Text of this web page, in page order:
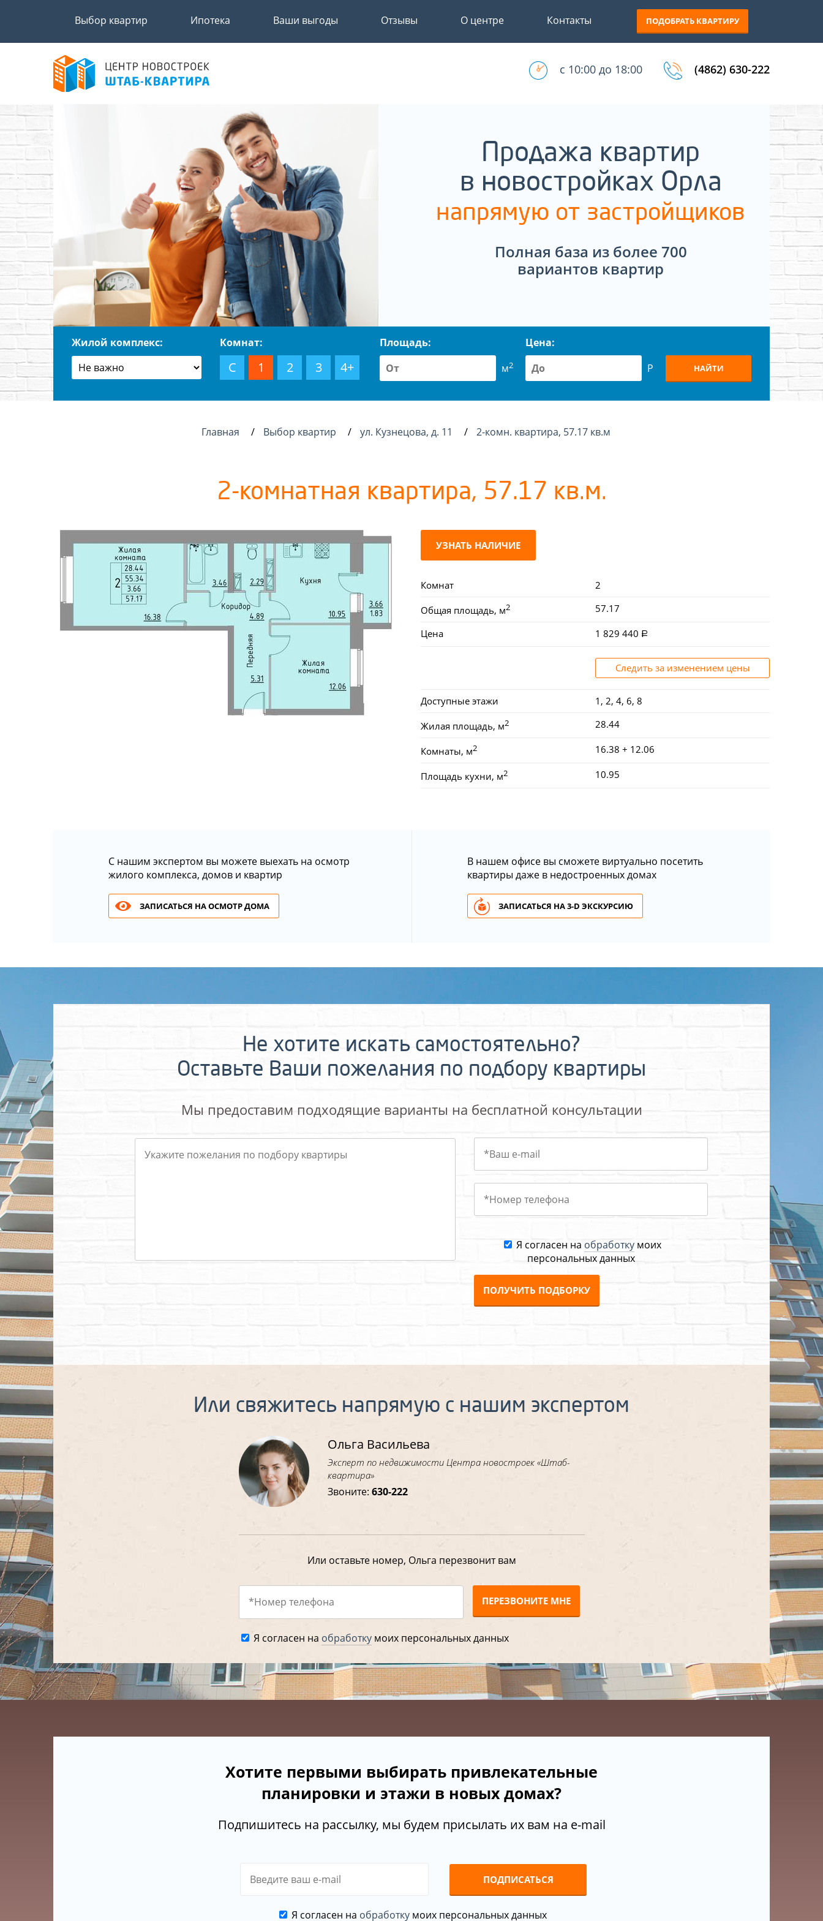
Выбор квартир Ипотека Ваши выгоды Отзывы О центре Контакты ПОДОБРАТЬ КВАРТИРУ
с 10:00 до 18:00 (4862) 630-222
Продажа квартир
в новостройках Орла
напрямую от застройщиков
Полная база из более 700
вариантов квартир
Жилой комплекс: Комнат:
С 1 2 3 4+
Площадь:
м2
Цена:
Р
НАЙТИ
Главная Выбор квартир ул. Кузнецова, д. 11 2-комн. квартира, 57.17 кв.м
2-комнатная квартира, 57.17 кв.м.
УЗНАТЬ НАЛИЧИЕ
Комнат 2
Общая площадь, м2 57.17
Цена 1 829 440
Следить за изменением цены
Доступные этажи 1, 2, 4, 6, 8
Жилая площадь, м2 28.44
Комнаты, м2 16.38 + 12.06
Площадь кухни, м2 10.95
С нашим экспертом вы можете выехать на осмотр
жилого комплекса, домов и квартир
ЗАПИСАТЬСЯ НА ОСМОТР ДОМА
В нашем офисе вы сможете виртуально посетить
квартиры даже в недостроенных домах
ЗАПИСАТЬСЯ НА 3-D ЭКСКУРСИЮ
Не хотите искать самостоятельно?
Оставьте Ваши пожелания по подбору квартиры
Мы предоставим подходящие варианты на бесплатной консультации
Я согласен на обработкумоих
персональных данных
ПОЛУЧИТЬ ПОДБОРКУ
Или свяжитесь напрямую с нашим экспертом
Ольга Васильева
Эксперт по недвижимости Центра новостроек «Штаб-
квартира»
Звоните:630-222
Или оставьте номер, Ольга перезвонит вам
ПЕРЕЗВОНИТЕ МНЕ
Я согласен на обработкумоих персональных данных
Хотите первыми выбирать привлекательные
планировки и этажи в новых домах?
Подпишитесь на рассылку, мы будем присылать их вам на e-mail
ПОДПИСАТЬСЯ
Я согласен на обработкумоих персональных данных